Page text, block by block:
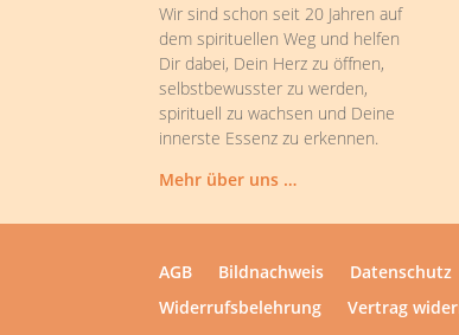
Wir sind schon seit 20 Jahren auf
dem spirituellen Weg und helfen
Dir dabei, Dein Herz zu öffnen,
selbstbewusster zu werden,
spirituell zu wachsen und Deine
innerste Essenz zu erkennen.
Mehr über uns …
AGB Bildnachweis Datenschutz
Widerrufsbelehrung
Vertrag